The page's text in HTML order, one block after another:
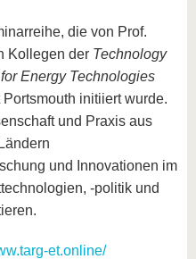
die von Prof.
Kollegen der Technology
Energy Technologies
initiiert wurde.
und Praxis aus
und Innovationen im
-politik und
et.online/